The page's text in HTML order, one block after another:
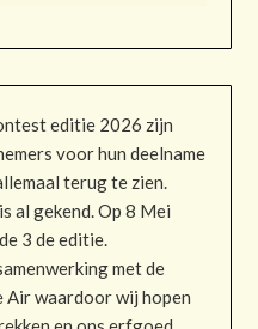
editie 2026 zijn
voor hun deelname
terug te zien.
al gekend. Op 8 Mei
3 de editie.
met de
waardoor wij hopen